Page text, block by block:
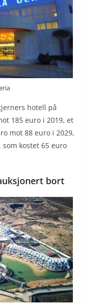
hotell på
185 euro i 2019, et
mot 88 euro i 2029,
kostet 65 euro
bort